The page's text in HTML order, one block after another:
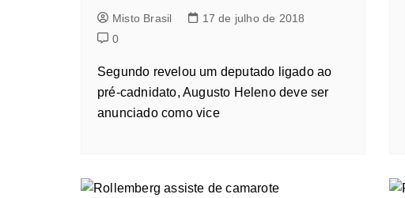
Misto Brasil
17 de julho de 2018
0
Segundo revelou um deputado ligado ao
pré-cadnidato, Augusto Heleno deve ser
anunciado como vice